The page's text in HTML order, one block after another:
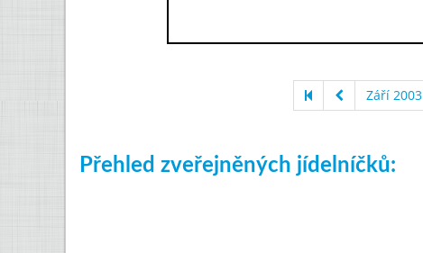
Září 2003
Přehled zveřejněných jídelníčků: